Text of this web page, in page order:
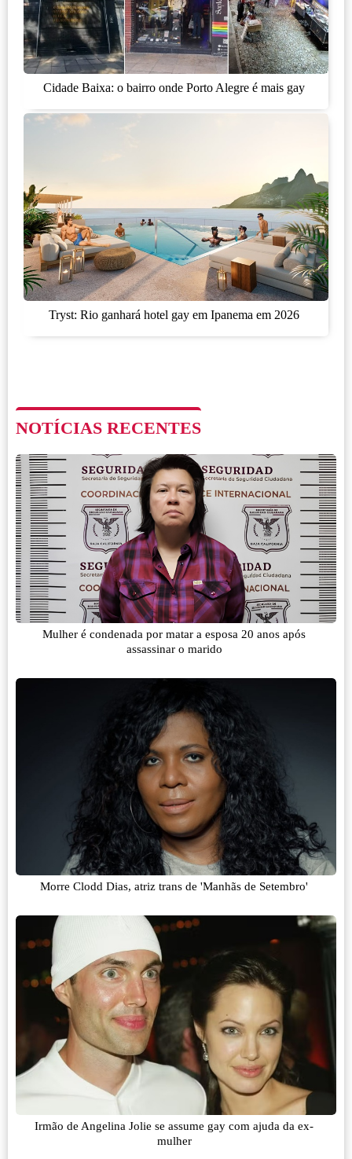
Cidade Baixa: o bairro onde Porto Alegre é mais gay
Tryst: Rio ganhará hotel gay em Ipanema em 2026
NOTÍCIAS RECENTES
Mulher é condenada por matar a esposa 20 anos após
assassinar o marido
Morre Clodd Dias, atriz trans de 'Manhãs de Setembro'
Irmão de Angelina Jolie se assume gay com ajuda da ex-
mulher